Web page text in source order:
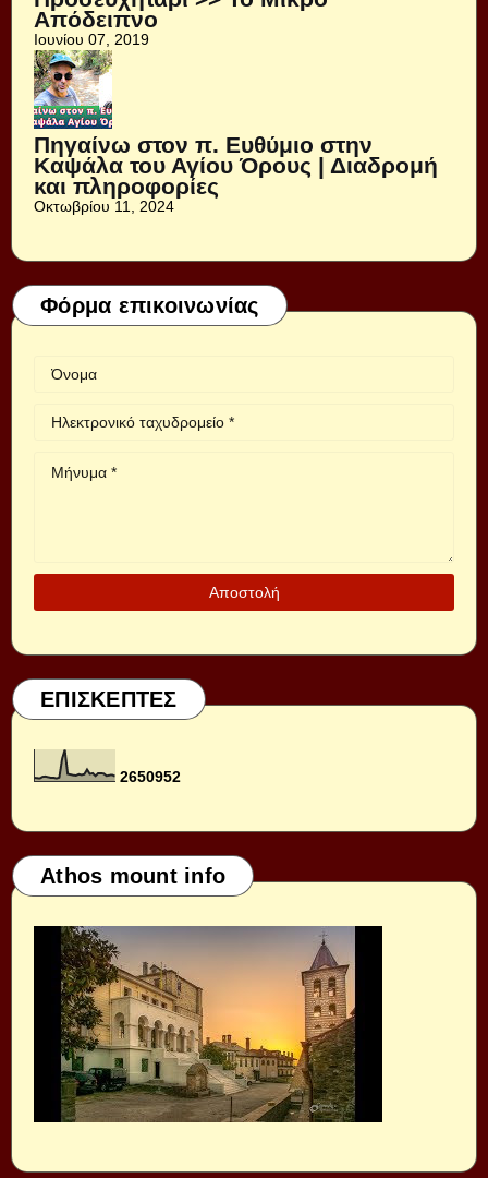
Απόδειπνο
Ιουνίου 07, 2019
Πηγαίνω στον π. Ευθύμιο στην
Καψάλα του Αγίου Όρους | Διαδρομή
και πληροφορίες
Οκτωβρίου 11, 2024
Φόρμα επικοινωνίας
ΕΠΙΣΚΕΠΤΕΣ
2650952
Athos mount info